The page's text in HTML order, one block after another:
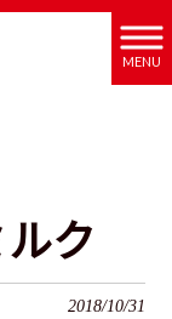
MENU
ク
2018/10/31